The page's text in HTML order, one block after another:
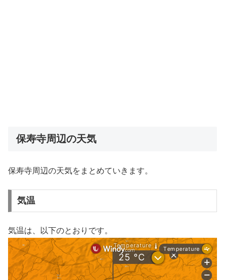
保寿寺周辺の天気
保寿寺周辺の天気をまとめていきます。
気温
気温は、以下のとおりです。